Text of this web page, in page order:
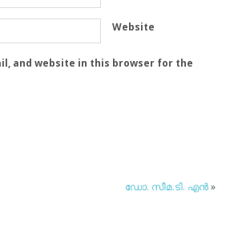
Website
and website in this browser for the
ഡോ. സീമ.ടി. എന്‍»